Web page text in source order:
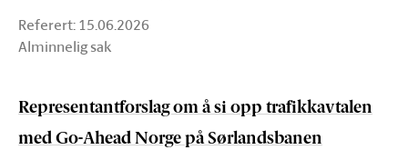
Referert:15.06.2026
Alminnelig sak
Representantforslag om å si opp trafikkavtalen
med Go-Ahead Norge på Sørlandsbanen